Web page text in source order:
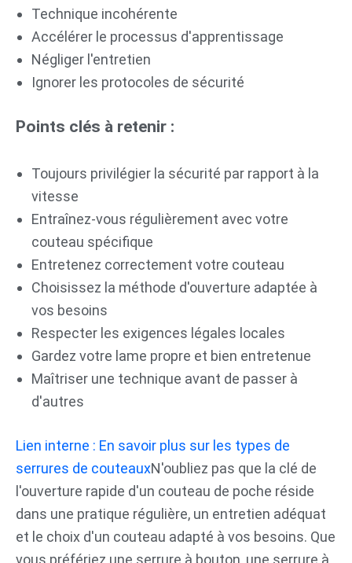
Technique incohérente
Accélérer le processus d'apprentissage
Négliger l'entretien
Ignorer les protocoles de sécurité
Points clés à retenir :
Toujours privilégier la sécurité par rapport à la
vitesse
Entraînez-vous régulièrement avec votre
couteau spécifique
Entretenez correctement votre couteau
Choisissez la méthode d'ouverture adaptée à
vos besoins
Respecter les exigences légales locales
Gardez votre lame propre et bien entretenue
Maîtriser une technique avant de passer à
d'autres
Lien interne : En savoir plus sur les types de
serrures de couteauxN'oubliez pas que la clé de
l'ouverture rapide d'un couteau de poche réside
dans une pratique régulière, un entretien adéquat
et le choix d'un couteau adapté à vos besoins. Que